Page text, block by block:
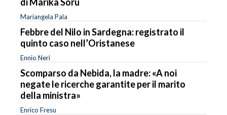
Mariangela Pala
Febbre del Nilo in Sardegna: registrato il
quinto caso nell’Oristanese
Ennio Neri
Scomparso da Nebida, la madre: «A noi
negate le ricerche garantite per il marito
della ministra»
Enrico Fresu